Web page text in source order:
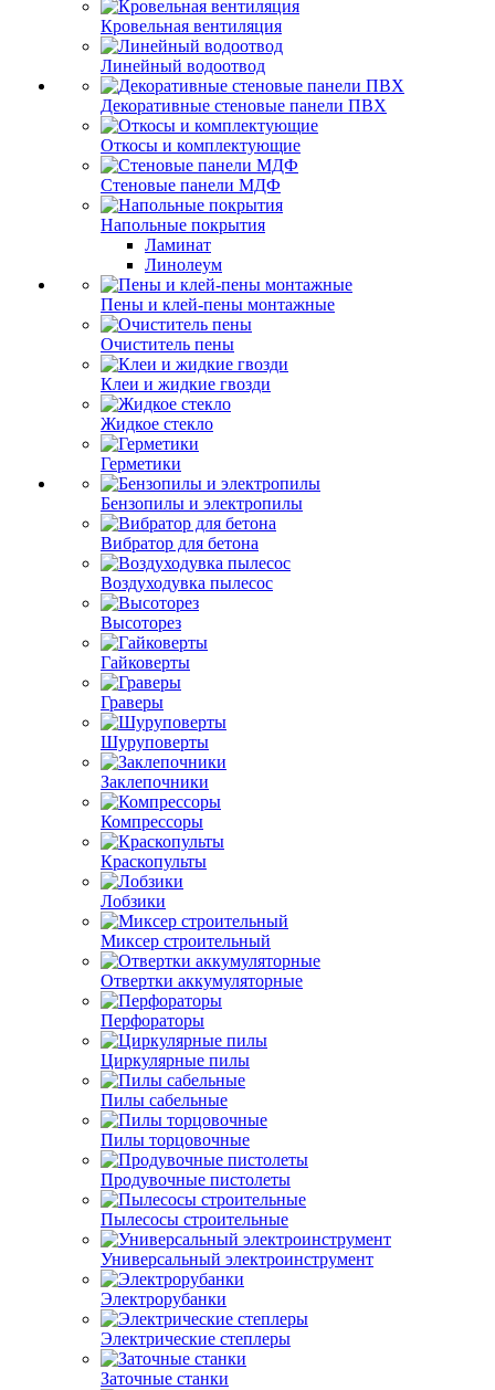
Кровельная вентиляция
Линейный водоотвод
Декоративные стеновые панели ПВХ
Откосы и комплектующие
Стеновые панели МДФ
Напольные покрытия
Ламинат
Линолеум
Пены и клей-пены монтажные
Очиститель пены
Клеи и жидкие гвозди
Жидкое стекло
Герметики
Бензопилы и электропилы
Вибратор для бетона
Воздуходувка пылесос
Высоторез
Гайковерты
Граверы
Шуруповерты
Заклепочники
Компрессоры
Краскопульты
Лобзики
Миксер строительный
Отвертки аккумуляторные
Перфораторы
Циркулярные пилы
Пилы сабельные
Пилы торцовочные
Продувочные пистолеты
Пылесосы строительные
Универсальный электроинструмент
Электрорубанки
Электрические степлеры
Заточные станки